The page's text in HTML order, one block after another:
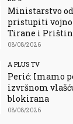
Ministarstvo
pristupiti
Tirane i
08/08/2026
A PLUS TV
Perić: Imamo
izvršnom
blokirana
08/08/2026